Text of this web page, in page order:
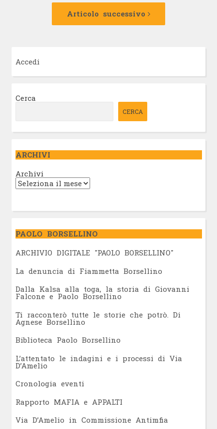
Articolo successivo
Articolo
Accedi
Cerca
CERCA
ARCHIVI
Archivi
PAOLO BORSELLINO
ARCHIVIO DIGITALE "PAOLO BORSELLINO"
La denuncia di Fiammetta Borsellino
Dalla Kalsa alla toga, la storia di Giovanni
Falcone e Paolo Borsellino
Ti racconterò tutte le storie che potrò. Di
Agnese Borsellino
Biblioteca Paolo Borsellino
L’attentato le indagini e i processi di Via
D’Amelio
Cronologia eventi
Rapporto MAFIA e APPALTI
Via D’Amelio in Commissione Antimfia